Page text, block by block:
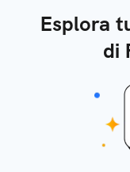
Esplora
di